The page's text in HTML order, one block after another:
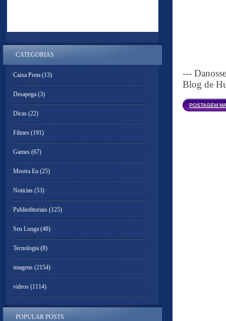
---
Blog de
POSTAGEM
CATEGORIAS
Caixa Preta (13)
Desapega (3)
Dicas (22)
Filmes (191)
Games (67)
Mostra Eu (25)
Noticias (53)
Publieditoriais (125)
Seu Lunga (48)
Tecnologia (8)
imagens (2154)
videos (1114)
POPULAR POSTS